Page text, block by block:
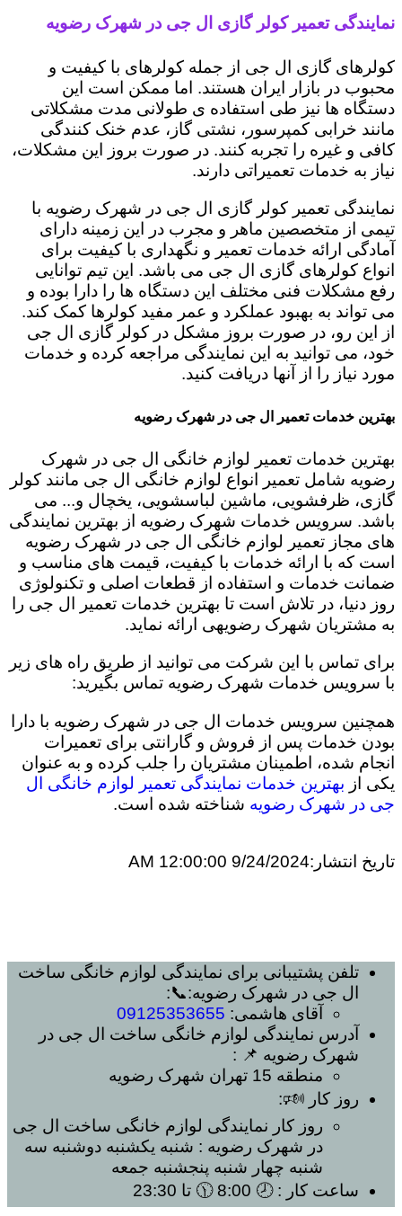
نمایندگی تعمیر کولر گازی ال جی در شهرک رضویه
کولرهای گازی ال جی از جمله کولرهای با کیفیت و
محبوب در بازار ایران هستند. اما ممکن است این
دستگاه ها نیز طی استفاده ی طولانی مدت مشکلاتی
مانند خرابی کمپرسور، نشتی گاز، عدم خنک کنندگی
کافی و غیره را تجربه کنند. در صورت بروز این مشکلات،
نیاز به خدمات تعمیراتی دارند.
نمایندگی تعمیر کولر گازی ال جی در شهرک رضویه با
تیمی از متخصصین ماهر و مجرب در این زمینه دارای
آمادگی ارائه خدمات تعمیر و نگهداری با کیفیت برای
انواع کولرهای گازی ال جی می باشد. این تیم توانایی
رفع مشکلات فنی مختلف این دستگاه ها را دارا بوده و
می تواند به بهبود عملکرد و عمر مفید کولرها کمک کند.
از این رو، در صورت بروز مشکل در کولر گازی ال جی
خود، می توانید به این نمایندگی مراجعه کرده و خدمات
مورد نیاز را از آنها دریافت کنید.
بهترین خدمات تعمیر ال جی در شهرک رضویه
بهترین خدمات تعمیر لوازم خانگی ال جی در شهرک
رضویه شامل تعمیر انواع لوازم خانگی ال جی مانند کولر
گازی، ظرفشویی، ماشین لباسشویی، یخچال و... می
باشد. سرویس خدمات شهرک رضویه از بهترین نمایندگی
های مجاز تعمیر لوازم خانگی ال جی در شهرک رضویه
است که با ارائه خدمات با کیفیت، قیمت های مناسب و
ضمانت خدمات و استفاده از قطعات اصلی و تکنولوژی
روز دنیا، در تلاش است تا بهترین خدمات تعمیر ال جی را
به مشتریان شهرک رضویهی ارائه نماید.
برای تماس با این شرکت می توانید از طریق راه های زیر
با سرویس خدمات شهرک رضویه تماس بگیرید:
همچنین سرویس خدمات ال جی در شهرک رضویه با دارا
بودن خدمات پس از فروش و گارانتی برای تعمیرات
انجام شده، اطمینان مشتریان را جلب کرده و به عنوان
یکی از بهترین خدمات نمایندگی تعمیر لوازم خانگی ال
جی در شهرک رضویه شناخته شده است.
تاریخ انتشار:9/24/2024 12:00:00 AM
تلفن پشتیبانی برای نمایندگی لوازم خانگی ساخت
ال جی در شهرک رضویه:📞:
آقای هاشمی: 09125353655
آدرس نمایندگی لوازم خانگی ساخت ال جی در
شهرک رضویه 📌 :
منطقه 15 تهران
شهرک رضویه
روز کار 🕬:
روز کار نمایندگی لوازم خانگی ساخت ال جی
در شهرک رضویه : شنبه یکشنبه دوشنبه سه
شنبه چهار شنبه پنجشنبه جمعه
ساعت کار : 🕗 8:00 🕦 تا 23:30